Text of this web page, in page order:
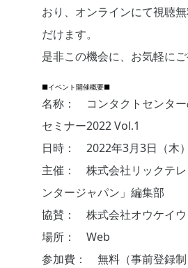
おり、オンラインにて視聴
だけます。
是非この機会に、お気軽にご
■イベント開催概要■
名称： コンタクトセンター
セミナー2022 Vol.1
日時： 2022年3月3日（木
主催： 株式会社リックテレ
ンタージャパン」編集部
協賛： 株式会社オウケイ
場所： Web
参加費： 無料（事前登録制